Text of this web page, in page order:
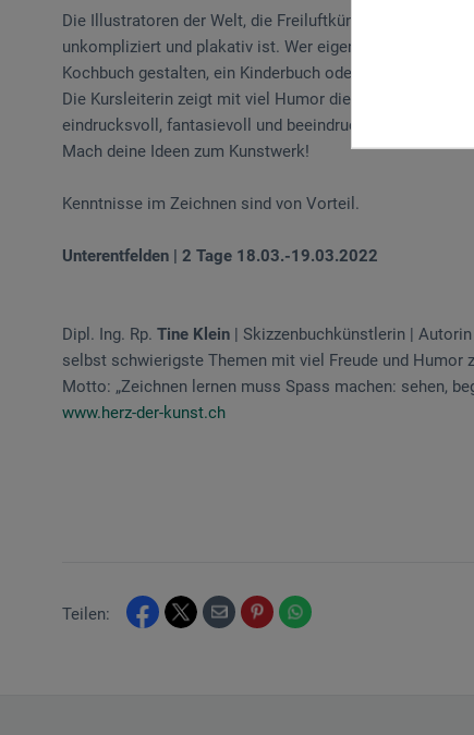
Die Illustratoren der Welt, die Freiluftkünstler und die
unkompliziert und plakativ ist. Wer eigene Projekte
Kochbuch gestalten, ein Kinderbuch oder eine
Die Kursleiterin zeigt mit viel Humor die
eindrucksvoll, fantasievoll und beeindruckend kleine
Mach deine Ideen zum Kunstwerk!
Kenntnisse im Zeichnen sind von Vorteil.
Unterentfelden | 2 Tage 18.03.-19.03.2022
Dipl. Ing. Rp. Tine Klein | Skizzenbuchkünstlerin |
selbst schwierigste Themen mit viel Freude und
Motto: „Zeichnen lernen muss Spass machen: sehen,
www.herz-der-kunst.ch
Teilen: